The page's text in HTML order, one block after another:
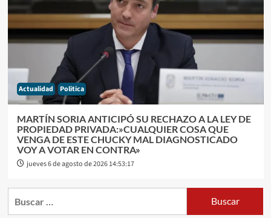
Actualidad Politica
MARTÍN SORIA ANTICIPÓ SU RECHAZO A LA LEY DE
PROPIEDAD PRIVADA:»CUALQUIER COSA QUE
VENGA DE ESTE CHUCKY MAL DIAGNOSTICADO
VOY A VOTAR EN CONTRA»
jueves 6 de agosto de 2026 14:53:17